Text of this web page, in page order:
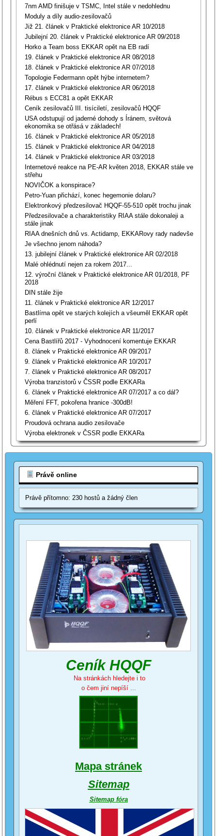
7nm AMD finišuje v TSMC, Intel stále v nedohlednu
Moduly a díly audio-zesilovačů
Již 21. článek v Praktické elektronice AR 10/2018
Jubilejní 20. článek v Praktické elektronice AR 09/2018
Horko a Team boss EKKAR opět na EB radí
19. článek v Praktické elektronice AR 08/2018
18. článek v Praktické elektronice AR 07/2018
Topologie Federmann opět hýbe internetem?
17. článek v Praktické elektronice AR 06/2018
Rébus s ECC81 a opět EKKAR
Ceník zesilovačů III. tisíciletí, zesilovačů HQQF
USA odstupují od jaderné dohody s Íránem, světová
ekonomika se otřásá v základech!
16. článek v Praktické elektronice AR 05/2018
15. článek v Praktické elektronice AR 04/2018
14. článek v Praktické elektronice AR 03/2018
Internetové reakce na PE-AR květen 2018, EKKAR stále ve
střehu
NOVIČOK a konspirace?
Petro-Yuan přichází, konec hegemonie dolaru?
Elektronkový předzesilovač HQQF-55-510 opět trochu jinak
Předzesilovače a charakteristiky RIAA stále dokonaleji a
stále jinak
RIAA dnešních dnů vs. Actidamp, EKKARovy rady nadevše
Je všechno jenom náhoda?
13. jubilejní článek v Praktické elektronice AR 02/2018
Malé ohlédnutí nejen za rokem 2017...
12. výroční článek v Praktické elektronice AR 01/2018, PF
2018
DIN stále žije
11. článek v Praktické elektronice AR 12/2017
Bastlírna opět ve starých kolejích a všeuměl EKKAR opět
perlí
10. článek v Praktické elektronice AR 11/2017
Cena Bastlířů 2017 - Vyhodnocení komentuje EKKAR
8. článek v Praktické elektronice AR 09/2017
9. článek v Praktické elektronice AR 10/2017
7. článek v Praktické elektronice AR 08/2017
Výroba tranzistorů v ČSSR podle EKKARa
6. článek v Praktické elektronice AR 07/2017 a co dál?
Měření FFT, pokořena hranice -300dB!
6. článek v Praktické elektronice AR 07/2017
Proudová ochrana audio zesilovače
Výroba elektronek v ČSSR podle EKKARa
Právě online
Právě přítomno: 230 hostů a žádný člen
Ceník HQQF
Na stránkách hledejte i to
o čem jiní nepíší ...
Mapa stránek
Sitemap
Sitemap fóra